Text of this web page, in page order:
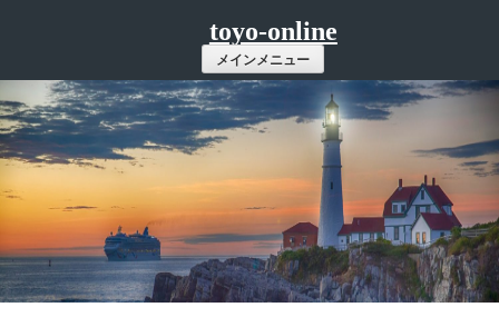
ツ
へ
ス
キ
ッ
プ
toyo-online
メインメニュー